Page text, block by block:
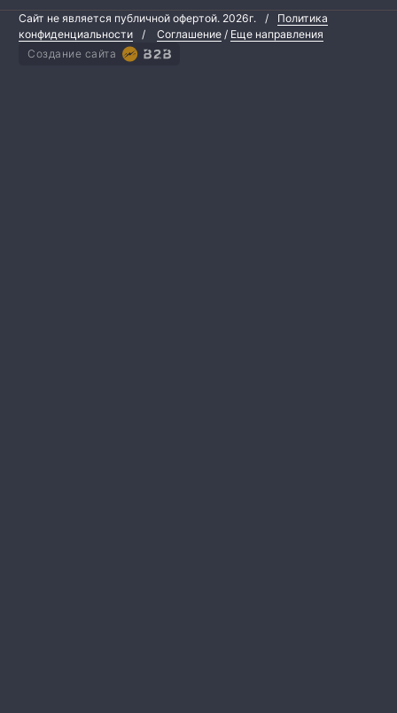
Сайт не является публичной офертой. 2026г. /
Политика
конфиденциальности
/ Соглашение / Еще направления
Создание сайта